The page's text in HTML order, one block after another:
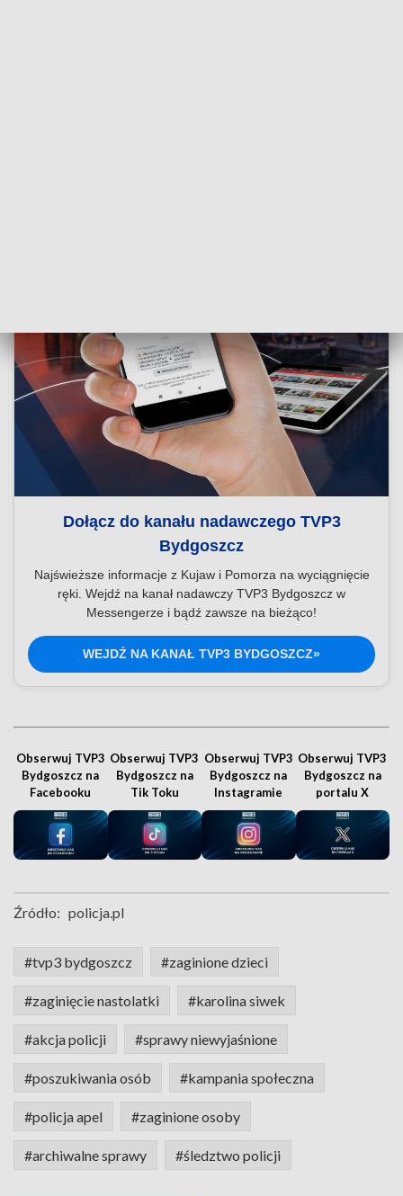
Dołącz do kanału nadawczego TVP3
Bydgoszcz
Najświeższe informacje z Kujaw i Pomorza na wyciągnięcie
ręki. Wejdź na kanał nadawczy TVP3 Bydgoszcz w
Messengerze i bądź zawsze na bieżąco!
WEJDŹ NA KANAŁ TVP3 BYDGOSZCZ»
Obserwuj TVP3
Bydgoszcz na
Facebooku
Obserwuj TVP3
Bydgoszcz na
Tik Toku
Obserwuj TVP3
Bydgoszcz na
Instagramie
Obserwuj TVP3
Bydgoszcz na
portalu X
Źródło: policja.pl
#tvp3 bydgoszcz #zaginione dzieci
#zaginięcie nastolatki #karolina siwek
#akcja policji #sprawy niewyjaśnione
#poszukiwania osób #kampania społeczna
#policja apel #zaginione osoby
#archiwalne sprawy #śledztwo policji